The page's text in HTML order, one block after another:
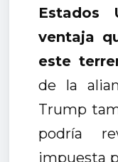
Estados
ventaja
este
de la
Trump
podría
impuesta